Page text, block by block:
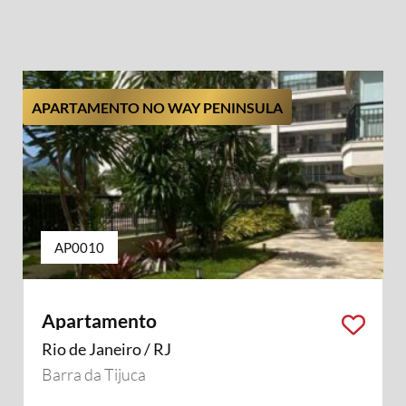
APARTAMENTO NO WAY PENINSULA
AP0010
Apartamento
Rio de Janeiro / RJ
Barra da Tijuca